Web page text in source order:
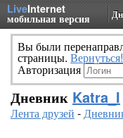
LiveInternet
мобильная версия
Вы были
страницы. Вернуться!
Авторизация
Дневник Katra_I
Лента друзей -